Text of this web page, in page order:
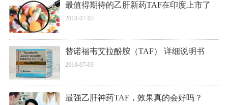
最值得期待的乙肝新药TAF在印度上市了
2018-07-03
替诺福韦艾拉酚胺（TAF） 详细说明书
2018-07-03
最强乙肝神药TAF，效果真的会好吗？